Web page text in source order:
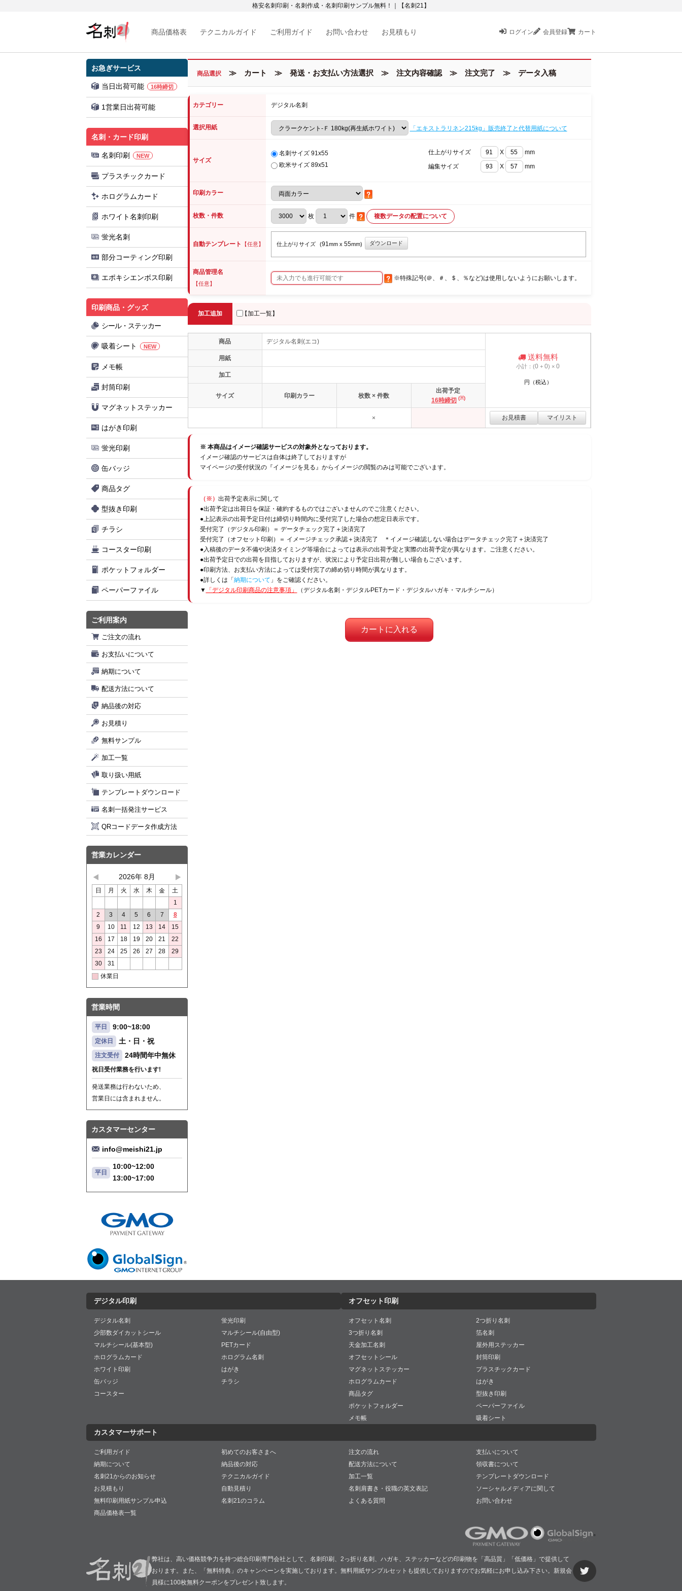
格安名刺印刷・名刺作成・名刺印刷サンプル無料！｜【名刺21】
商品価格表 テクニカルガイド ご利用ガイド お問い合わせ お見積もり ログイン 会員登録 カート
お急ぎサービス
当日出荷可能 16時締切
1営業日出荷可能
名刺・カード印刷
名刺印刷 NEW
プラスチックカード
ホログラムカード
ホワイト名刺印刷
蛍光名刺
部分コーティング印刷
エポキシエンボス印刷
印刷商品・グッズ
シール・ステッカー
吸着シート NEW
メモ帳
封筒印刷
マグネットステッカー
はがき印刷
蛍光印刷
缶バッジ
商品タグ
型抜き印刷
チラシ
コースター印刷
ポケットフォルダー
ペーパーファイル
ご利用案内
ご注文の流れ
お支払いについて
納期について
配送方法について
納品後の対応
お見積り
無料サンプル
加工一覧
取り扱い用紙
テンプレートダウンロード
名刺一括発注サービス
QRコードデータ作成方法
営業カレンダー
2026年 8月
日 月 火 水 木 金
土
1
2
3 4 5 6 7
8
9
10 11 12 13 14
15
16
17 18 19 20 21
22
23
24 25 26 27 28
29
30
31
休業日
営業時間
平日 9:00~18:00
定休日 土・日・祝
注文受付 24時間年中無休
祝日受付業務を行います!
発送業務は行わないため、
営業日には含まれません。
カスタマーセンター
info@meishi21.jp
平日
10:00~12:00
13:00~17:00
商品選択≫ カート ≫ 発送・お支払い方法選択 ≫ 注文内容確認 ≫ 注文完了 ≫ データ入稿
カテゴリー デジタル名刺
選択用紙 「エキストラリネン215kg」販売終了と代替用紙について
サイズ
名刺サイズ 91x55
欧米サイズ 89x51
仕上がりサイズ X
mm
編集サイズ
X mm
印刷カラー
枚数・件数 枚 件 複数データの配置について
自動テンプレート 【任意】 仕上がりサイズ (91mm x 55mm) ダウンロード
商品管理名
【任意】
※特殊記号(＠、＃、＄、％など)は使用しないようにお願いします。
加工追加 【加工一覧】
商品 デジタル名刺(エコ)
用紙
加工
サイズ 印刷カラー 枚数 × 件数
出荷予定
16時締切 (※)
×
送料無料
小計：(0 +0) ×0
円（税込）
※ 本商品はイメージ確認サービスの対象外となっております。
イメージ確認のサービスは自体は終了しておりますが
マイページの受付状況の『イメージを見る』からイメージの閲覧のみは可能でございます。
（※） 出荷予定表示に関して
●出荷予定は出荷日を保証・確約するものではございませんのでご注意ください。
●上記表示の出荷予定日付は締切り時間内に受付完了した場合の想定日表示です。
受付完了（デジタル印刷）＝ データチェック完了＋決済完了
受付完了（オフセット印刷）＝ イメージチェック承認＋決済完了 ＊イメージ確認しない場合はデータチェック完了＋決済完了
●入稿後のデータ不備や決済タイミング等場合によっては表示の出荷予定と実際の出荷予定が異なります。ご注意ください。
●出荷予定日での出荷を目指しておりますが、状況により予定日出荷が難しい場合もございます。
●印刷方法、お支払い方法によっては受付完了の締め切り時間が異なります。
●詳しくは「 納期について 」をご確認ください。
▼
「デジタル印刷商品の注意事項」 （デジタル名刺・デジタルPETカード・デジタルハガキ・マルチシール）
デジタル印刷
デジタル名刺
蛍光印刷
少部数ダイカットシール
マルチシール(自由型)
マルチシール(基本型)
PETカード
ホログラムカード
ホログラム名刺
ホワイト印刷
はがき
缶バッジ
チラシ
コースター
オフセット印刷
オフセット名刺
2つ折り名刺
3つ折り名刺
箔名刺
天金加工名刺
屋外用ステッカー
オフセットシール
封筒印刷
マグネットステッカー
プラスチックカード
ホログラムカード
はがき
商品タグ
型抜き印刷
ポケットフォルダー
ペーパーファイル
メモ帳
吸着シート
カスタマーサポート
ご利用ガイド 初めてのお客さまへ 注文の流れ
支払いについて
納期について
納品後の対応 配送方法について
領収書について
名刺21からのお知らせ
テクニカルガイド 加工一覧
テンプレートダウンロード
お見積もり
自動見積り 名刺肩書き・役職の英文表記
ソーシャルメディアに関して
無料印刷用紙サンプル申込
名刺21のコラム よくある質問
お問い合わせ
商品価格表一覧
弊社は、高い価格競争力を持つ総合印刷専門会社として、名刺印刷、2っ折り名刺、ハガキ、ステッカーなどの印刷物を「高品質」「低価格」で提供して
おります。また、「無料特典」のキャンペーンを実施しております。無料用紙サンプルセットも提供しておりますのでお気軽にお申し込み下さい。新規会
員様に100枚無料クーポンをプレゼント致します。